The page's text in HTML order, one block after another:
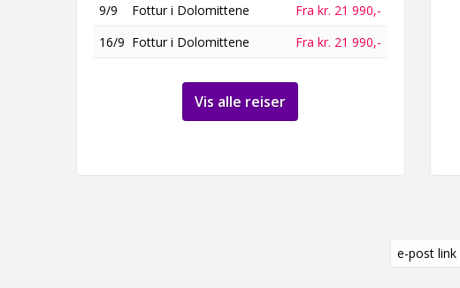
9/9
Fottur i Dolomittene
Fra kr. 21 990,-
16/9 Fottur i Dolomittene Fra kr. 21 990,-
Vis alle reiser
e-post link